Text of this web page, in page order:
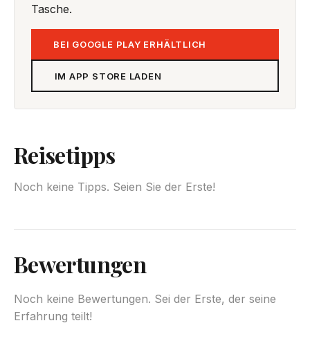
Tasche.
BEI GOOGLE PLAY ERHÄLTLICH
IM APP STORE LADEN
Reisetipps
Noch keine Tipps. Seien Sie der Erste!
Bewertungen
Noch keine Bewertungen. Sei der Erste, der seine
Erfahrung teilt!